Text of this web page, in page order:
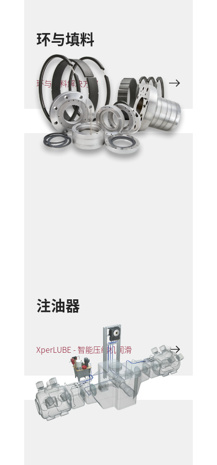
环与填料
环与填料解决方案
注油器
XperLUBE - 智能压缩机润滑